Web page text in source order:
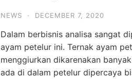
NEWS · DECEMBER 7, 2020
Dalam berbisnis analisa sangat
ayam petelur ini. Ternak ayam
menggiurkan dikarenakan
ada di dalam petelur dipercaya